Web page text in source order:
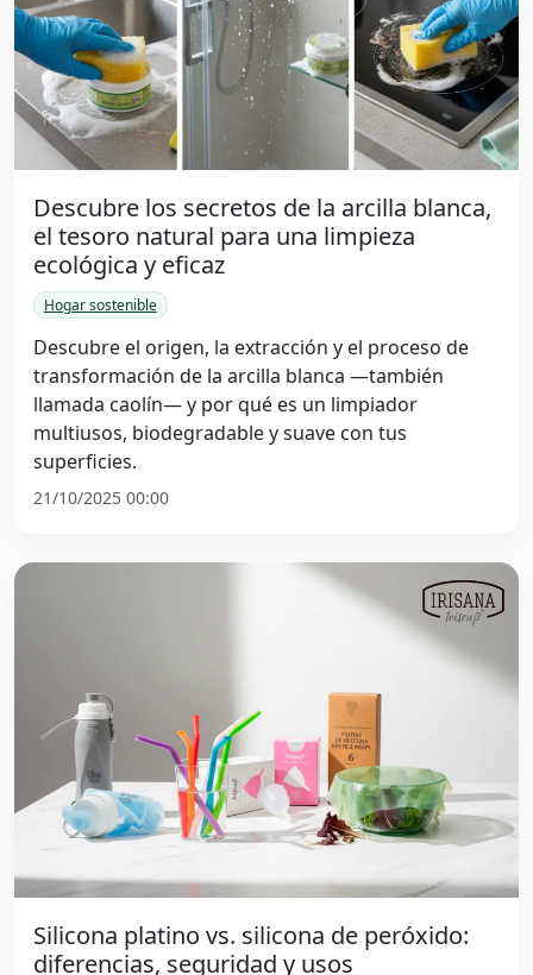
Descubre los secretos de la arcilla blanca,
el tesoro natural para una limpieza
ecológica y eficaz
Hogar sostenible
Descubre el origen, la extracción y el proceso de
transformación de la arcilla blanca —también
llamada caolín— y por qué es un limpiador
multiusos, biodegradable y suave con tus
superficies.
21/10/2025 00:00
Silicona platino vs. silicona de peróxido:
diferencias, seguridad y usos